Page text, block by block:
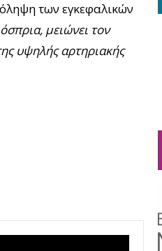
των εγκεφαλικών
μειώνει τον
υψηλής αρτηριακής